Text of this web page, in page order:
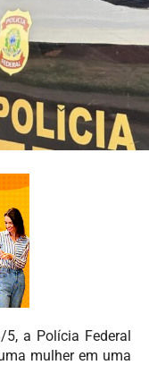
5, a Polícia Federal
mulher em uma